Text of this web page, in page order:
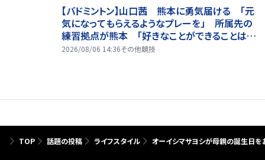
【バドミントン】山口茜 熊本に勇気届ける 「元
気になってもらえるようなプレーを」 所属先の
練習拠点が熊本 「好きなことができることは当
たり前じゃない」
2026/08/06 14:36その他競技
TOP 話題の投稿 ライフスタイル オーイシマサヨシが母親の誕生日を